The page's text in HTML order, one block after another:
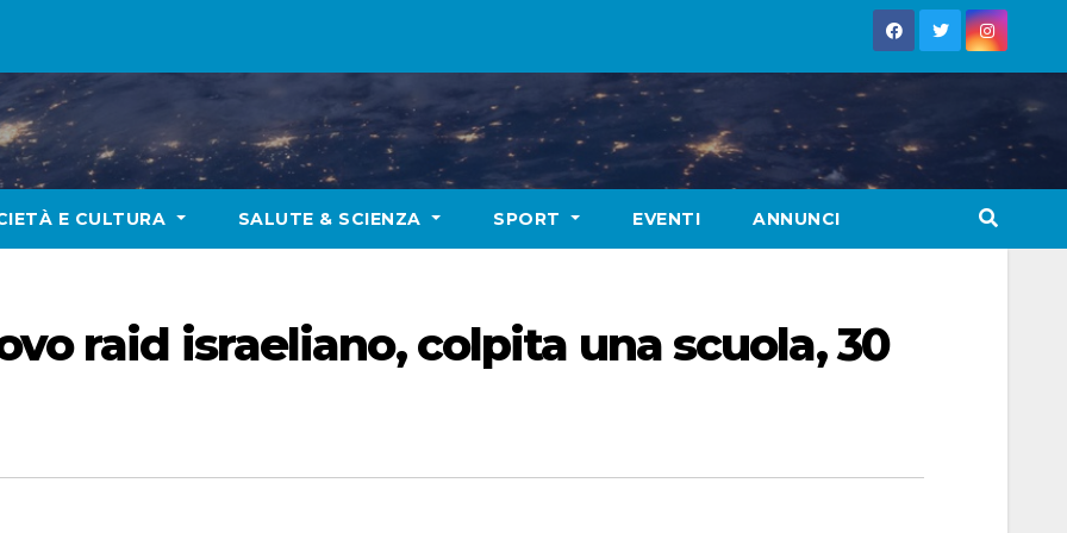
E CULTURA SALUTE & SCIENZA SPORT EVENTI ANNUNCI
raid israeliano, colpita una scuola, 30